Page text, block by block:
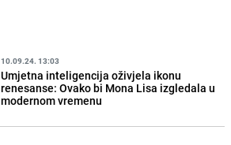
10.09.24. 13:03
Umjetna inteligencija oživjela ikonu
renesanse: Ovako bi Mona Lisa izgledala u
modernom vremenu